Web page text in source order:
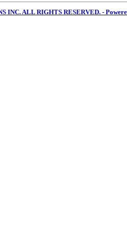
INC. ALL RIGHTS RESERVED. -